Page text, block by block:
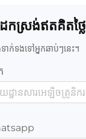
កស្រង់ឥតគិតថ្លៃ
ទងទៅអ្នកឆាប់ៗនេះ។